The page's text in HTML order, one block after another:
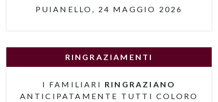
PUIANELLO, 24 MAGGIO 2026
RINGRAZIAMENTI
I FAMILIARI RINGRAZIANO
ANTICIPATAMENTE TUTTI COLORO